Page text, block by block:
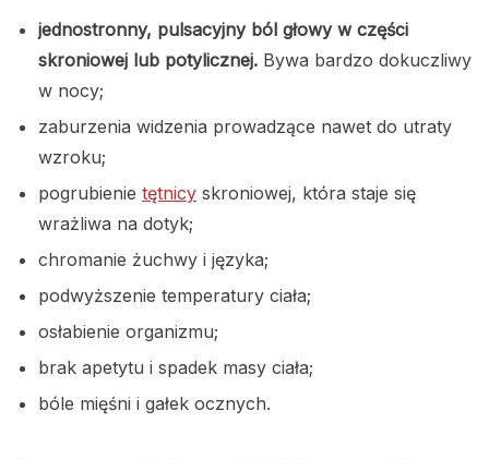
jednostronny, pulsacyjny ból głowy w części
skroniowej lub potylicznej. Bywa bardzo dokuczliwy
w nocy;
zaburzenia widzenia prowadzące nawet do utraty
wzroku;
pogrubienie tętnicy skroniowej, która staje się
wrażliwa na dotyk;
chromanie żuchwy i języka;
podwyższenie temperatury ciała;
osłabienie organizmu;
brak apetytu i spadek masy ciała;
bóle mięśni i gałek ocznych.